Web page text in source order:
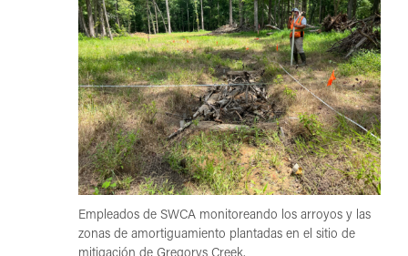
Empleados de SWCA monitoreando los arroyos y las
zonas de amortiguamiento plantadas en el sitio de
mitigación de Gregorys Creek.